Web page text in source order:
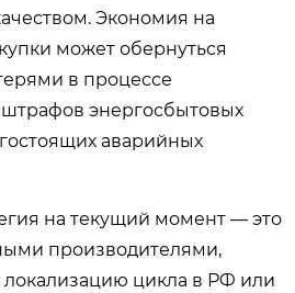
Экономия на
может обернуться
в процессе
штрафов энергосбытовых
аварийных
на текущий момент — это
производителями,
цикла в РФ или